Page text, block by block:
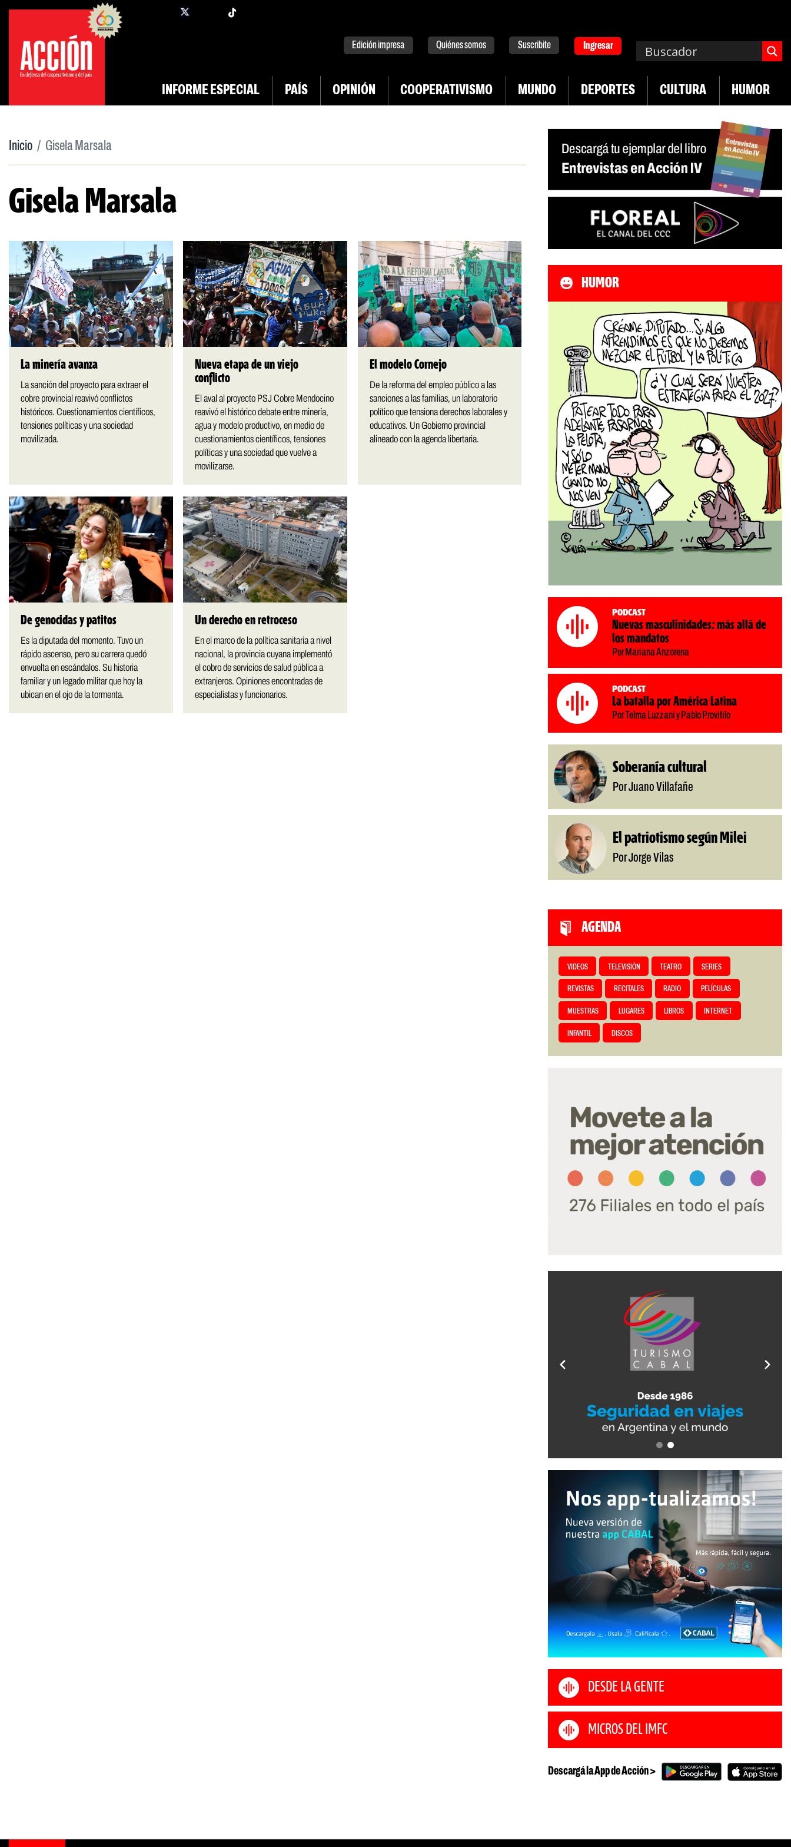
Saltar
contenido
facebook
Edición impresa Quiénes somos Suscribite Ingresar
INFORME ESPECIAL PAÍS OPINIÓN COOPERATIVISMO MUNDO DEPORTES CULTURA HUMOR
Inicio Gisela Marsala
Gisela Marsala
La minería avanza
La sanción del proyecto para extraer el
cobre provincial reavivó conflictos
históricos. Cuestionamientos científicos,
tensiones políticas y una sociedad
movilizada.
Nueva etapa de un viejo
conflicto
El aval al proyecto PSJ Cobre Mendocino
reavivó el histórico debate entre minería,
agua y modelo productivo, en medio de
cuestionamientos científicos, tensiones
políticas y una sociedad que vuelve a
movilizarse.
El modelo Cornejo
De la reforma del empleo público a las
sanciones a las familias, un laboratorio
político que tensiona derechos laborales y
educativos. Un Gobierno provincial
alineado con la agenda libertaria.
De genocidas y patitos
Es la diputada del momento. Tuvo un
rápido ascenso, pero su carrera quedó
envuelta en escándalos. Su historia
familiar y un legado militar que hoy la
ubican en el ojo de la tormenta.
Un derecho en retroceso
En el marco de la política sanitaria a nivel
nacional, la provincia cuyana implementó
el cobro de servicios de salud pública a
extranjeros. Opiniones encontradas de
especialistas y funcionarios.
HUMOR
Podcast
Nuevas masculinidades: más allá de
los mandatos
Por Mariana Anzorena
Podcast
La batalla por América Latina
Por Telma Luzzani y Pablo Provitilo
Soberanía cultural
Por Juano Villafañe
El patriotismo según Milei
Por Jorge Vilas
AGENDA
VIDEOS TELEVISIÓN TEATRO SERIES
REVISTAS RECITALES RADIO PELÍCULAS
MUESTRAS LUGARES LIBROS INTERNET
INFANTIL DISCOS
DESDE LA GENTE
MICROS DEL IMFC
Descargá la App de Acción >